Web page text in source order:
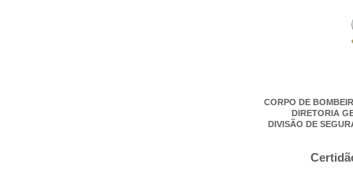
CORPO DE
DIRETORIA
DIVISÃO DE